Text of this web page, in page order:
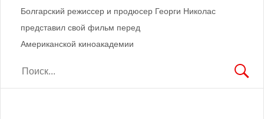
Болгарский режиссер и продюсер Георги Николас
представил свой фильм перед
Американской киноакадемии